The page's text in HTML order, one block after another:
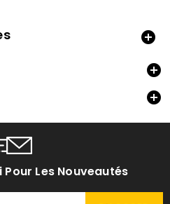



Les Nouveautés